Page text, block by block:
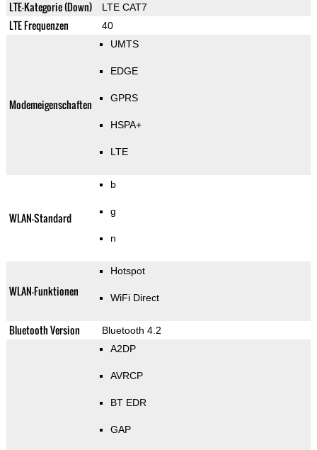
LTE-Kategorie (Down) LTE CAT7
LTE Frequenzen 40
Modemeigenschaften
UMTS
EDGE
GPRS
HSPA+
LTE
WLAN-Standard
b
g
n
WLAN-Funktionen
Hotspot
WiFi Direct
Bluetooth Version Bluetooth 4.2
A2DP
AVRCP
BT EDR
GAP